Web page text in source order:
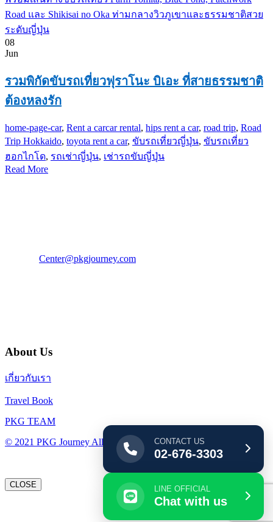
08
Jun
รวมพิกัดขับรถเที่ยวฟุราโนะ บิเอะ ที่สายธรรมชาติ
ต้องหลงรัก
home-page-car, Rent a carcar rental, hips rent a car, road trip, Road
Trip Hokkaido, toyota rent a car, ขับรถเที่ยวญี่ปุ่น, ขับรถเที่ยว
ฮอกไกโด, รถเช่าญี่ปุ่น, เช่ารถขับญี่ปุ่น
Read More
Center@pkgjourney.com
About Us
เกี่ยวกับเรา
Travel Book
PKG TEAM
© 2021 PKG Journey All Rights Reserved.CONTACT US
02-676-3303
LINE OFFICIAL
Chat with us
CLOSE